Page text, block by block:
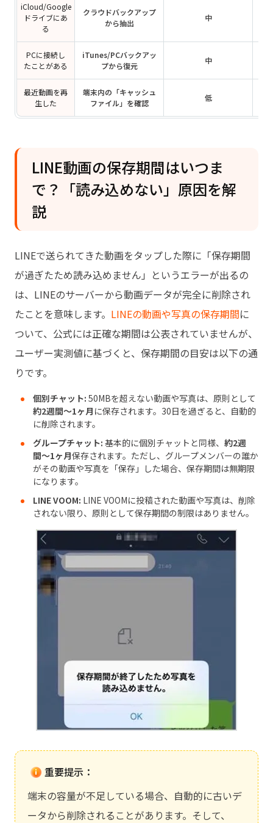
iCloud/Google
ドライブにあ
る
クラウドバックアップ
から抽出
中
PCに接続し
たことがある
iTunes/PCバックアッ
プから復元
中
最近動画を再
生した
端末内の「キャッシュ
ファイル」を確認
低
LINE動画の保存期間はいつま
で？「読み込めない」原因を解
説
LINEで送られてきた動画をタップした際に「保存期間
が過ぎたため読み込めません」というエラーが出るの
は、LINEのサーバーから動画データが完全に削除され
たことを意味します。 LINEの動画や写真の保存期間に
ついて、公式には正確な期間は公表されていませんが、
ユーザー実測値に基づくと、保存期間の目安は以下の通
りです。
個別チャット: 50MBを超えない動画や写真は、原則として
約2週間〜1ヶ月 に保存されます。30日を過ぎると、自動的
に削除されます。
グループチャット: 基本的に個別チャットと同様、 約2週
間〜1ヶ月保存されます。ただし、グループメンバーの誰か
がその動画や写真を「保存」した場合、保存期間は無期限
になります。
LINE VOOM: LINE VOOMに投稿された動画や写真は、削除
されない限り、原則として保存期間の制限はありません。
重要提示：
端末の容量が不足している場合、自動的に古いデ
ータから削除されることがあります。そして、